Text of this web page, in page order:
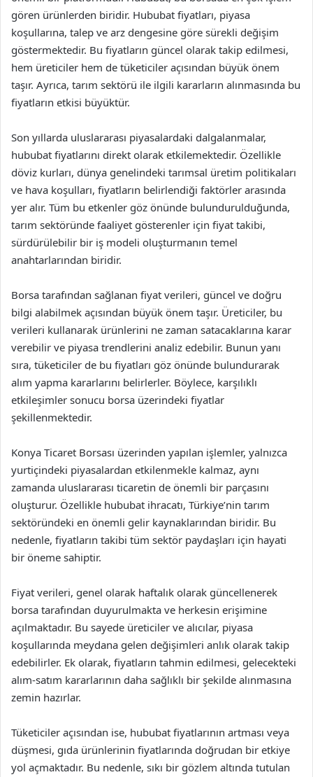
gören ürünlerden biridir. Hububat fiyatları, piyasa
koşullarına, talep ve arz dengesine göre sürekli değişim
göstermektedir. Bu fiyatların güncel olarak takip edilmesi,
hem üreticiler hem de tüketiciler açısından büyük önem
taşır. Ayrıca, tarım sektörü ile ilgili kararların alınmasında bu
fiyatların etkisi büyüktür.
Son yıllarda uluslararası piyasalardaki dalgalanmalar,
hububat fiyatlarını direkt olarak etkilemektedir. Özellikle
döviz kurları, dünya genelindeki tarımsal üretim politikaları
ve hava koşulları, fiyatların belirlendiği faktörler arasında
yer alır. Tüm bu etkenler göz önünde bulundurulduğunda,
tarım sektöründe faaliyet gösterenler için fiyat takibi,
sürdürülebilir bir iş modeli oluşturmanın temel
anahtarlarından biridir.
Borsa tarafından sağlanan fiyat verileri, güncel ve doğru
bilgi alabilmek açısından büyük önem taşır. Üreticiler, bu
verileri kullanarak ürünlerini ne zaman satacaklarına karar
verebilir ve piyasa trendlerini analiz edebilir. Bunun yanı
sıra, tüketiciler de bu fiyatları göz önünde bulundurarak
alım yapma kararlarını belirlerler. Böylece, karşılıklı
etkileşimler sonucu borsa üzerindeki fiyatlar
şekillenmektedir.
Konya Ticaret Borsası üzerinden yapılan işlemler, yalnızca
yurtiçindeki piyasalardan etkilenmekle kalmaz, aynı
zamanda uluslararası ticaretin de önemli bir parçasını
oluşturur. Özellikle hububat ihracatı, Türkiye’nin tarım
sektöründeki en önemli gelir kaynaklarından biridir. Bu
nedenle, fiyatların takibi tüm sektör paydaşları için hayati
bir öneme sahiptir.
Fiyat verileri, genel olarak haftalık olarak güncellenerek
borsa tarafından duyurulmakta ve herkesin erişimine
açılmaktadır. Bu sayede üreticiler ve alıcılar, piyasa
koşullarında meydana gelen değişimleri anlık olarak takip
edebilirler. Ek olarak, fiyatların tahmin edilmesi, gelecekteki
alım-satım kararlarının daha sağlıklı bir şekilde alınmasına
zemin hazırlar.
Tüketiciler açısından ise, hububat fiyatlarının artması veya
düşmesi, gıda ürünlerinin fiyatlarında doğrudan bir etkiye
yol açmaktadır. Bu nedenle, sıkı bir gözlem altında tutulan